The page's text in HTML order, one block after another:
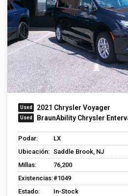
2021 Chrysler Voyager
BraunAbility Chrysler
Podar:
LX
Ubicación: Saddle Brook, NJ
Millas:
76,200
Existencias:#1049
Estado:
In-Stock